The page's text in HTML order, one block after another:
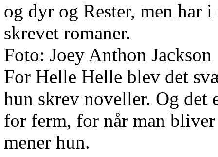
og dyr og Rester, men har
skrevet romaner.
Foto: Joey Anthon Jackson
For Helle Helle blev det
hun skrev noveller. Og
for ferm, for når man
mener hun.